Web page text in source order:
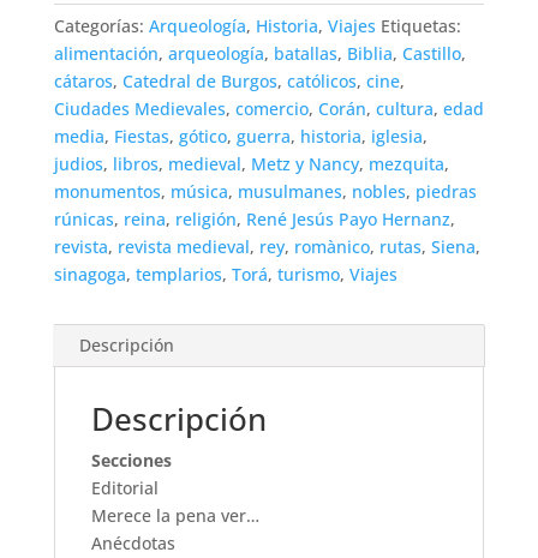
Categorías: Arqueología, Historia, Viajes Etiquetas:
alimentación, arqueología, batallas, Biblia, Castillo,
cátaros, Catedral de Burgos, católicos, cine,
Ciudades Medievales, comercio, Corán, cultura, edad
media, Fiestas, gótico, guerra, historia, iglesia,
judios, libros, medieval, Metz y Nancy, mezquita,
monumentos, música, musulmanes, nobles, piedras
rúnicas, reina, religión, René Jesús Payo Hernanz,
revista, revista medieval, rey, romànico, rutas, Siena,
sinagoga, templarios, Torá, turismo, Viajes
Descripción
Descripción
Secciones
Editorial
Merece la pena ver…
Anécdotas